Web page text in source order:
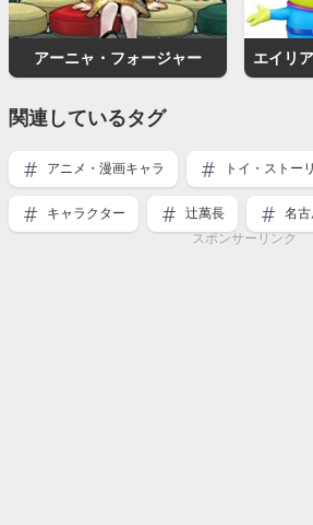
アーニャ・フォージャー
関連しているタグ
アニメ・漫画キャラ トイ・ストー
キャラクター 辻萬長
名
スポンサーリンク